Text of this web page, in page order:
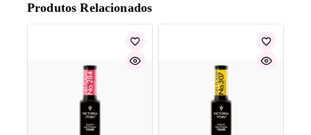
Produtos Relacionados